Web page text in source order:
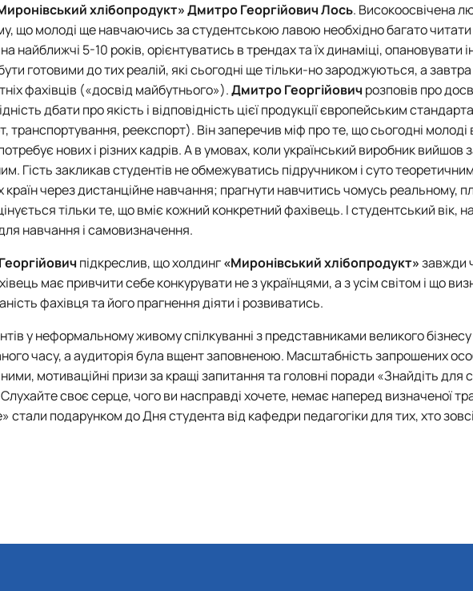
хлібопродукт»Дмитро Георгійович Лось. Високоосвічена
що молоді ще навчаючись за студентською лавою необхідно багато
найближчі 5-10 років, орієнтуватись в трендах та їх динаміці, опановувати
готовими до тих реалій, які сьогодні ще тільки-но зароджуються, а
фахівців («досвід майбутнього»).Дмитро Георгійович розповів про
дбати про якість і відповідність цієї продукції європейським
реекспорт). Він заперечив міф про те, що сьогодні молоді в
нових і різних кадрів. А в умовах, коли український виробник вийшов
Гість закликав студентів не обмежуватись підручником і суто
країн через дистанційне навчання; прагнути навчитись чомусь реальному,
тільки те, що вміє кожний конкретний фахівець. І студентський вік,
навчання і самовизначення.
підкреслив, що холдинг«Миронівський хлібопродукт»завжди
має привчити себе конкурувати не з українцями, а з усім світом і що
фахівця та його прагнення діяти і розвиватись.
у неформальному живому спілкуванні з представниками великого
часу, а аудиторія була вщент заповненою. Масштабність запрошених
мотиваційні призи за кращі запитання та головні поради «Знайдіть для
своє серце, чого ви насправді хочете, немає наперед визначеної
стали подарунком до Дня студента від кафедри педагогіки для тих, хто